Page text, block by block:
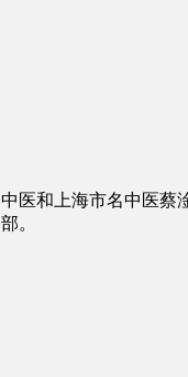
医和上海市名中医
。